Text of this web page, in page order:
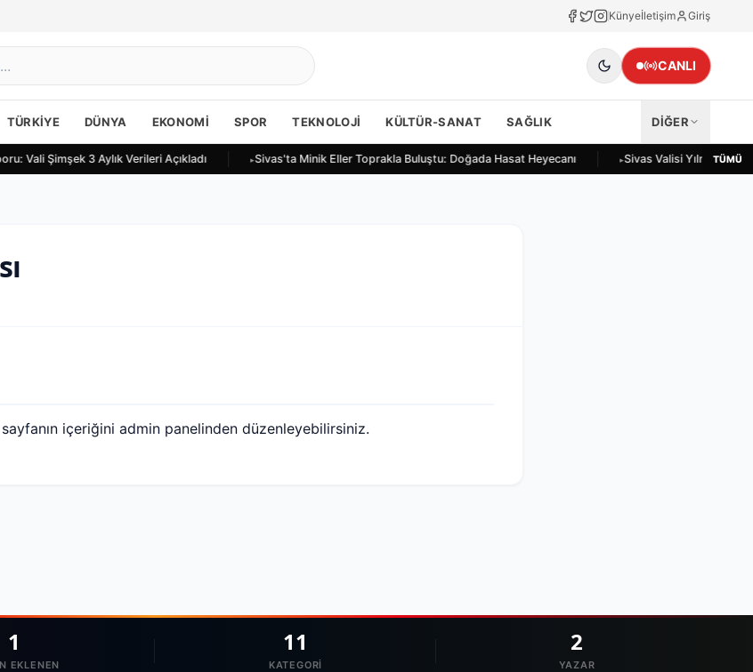
Künyeİletişim Giriş
CANLI
TÜRKIYE DÜNYA EKONOMI SPOR TEKNOLOJI KÜLTÜR-SANAT SAĞLIK DİĞER
Vali Şimşek 3 Aylık Verileri Açıkladı Sivas'ta Minik Eller Toprakla Buluştu: Doğada Hasat Heyecanı Sivas Valisi YılmazTÜMÜ
içeriğini admin panelinden düzenleyebilirsiniz.
1
EKLENEN
11
KATEGORI
2
YAZAR